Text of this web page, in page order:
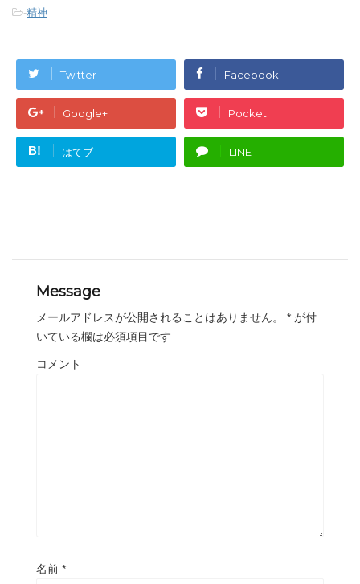
-精神
Twitter Facebook
Google+ Pocket
B! はてブ LINE
Message
メールアドレスが公開されることはありません。 * が付
いている欄は必須項目です
コメント
名前 *